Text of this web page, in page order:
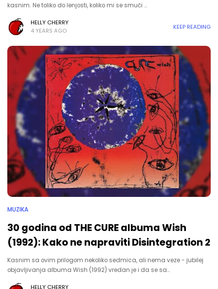
kasnim. Ne toliko do lenjosti, koliko mi se smuči …
HELLY CHERRY
4 YEARS AGO
KEEP READING
MUZIKA
30 godina od THE CURE albuma Wish
(1992): Kako ne napraviti Disintegration 2
Kasnim sa ovim prilogom nekoliko sedmica, ali nema veze - jubilej
objavljivanja albuma Wish (1992) vredan je i da se sa…
HELLY CHERRY